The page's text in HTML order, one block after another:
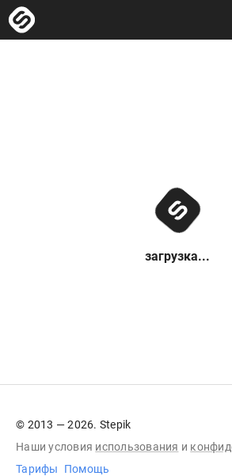
загрузка...
© 2013 — 2026. Stepik
Наши условия использования и
Тарифы
Помощь